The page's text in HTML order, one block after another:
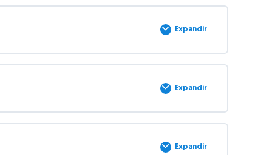
Expandir
Expandir
Expandir